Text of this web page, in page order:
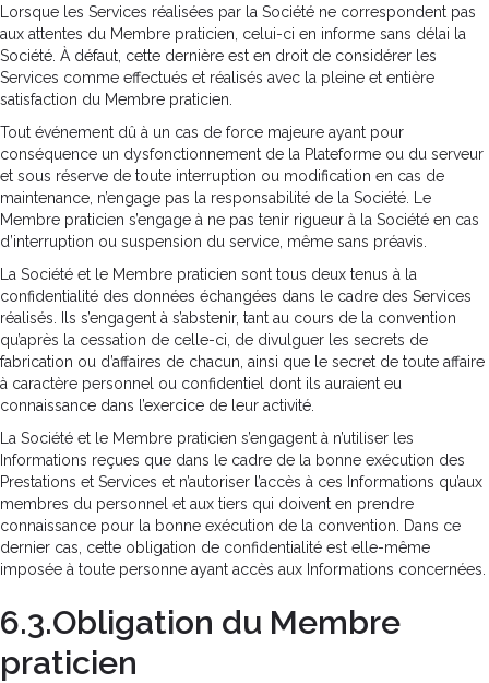
Lorsque les Services réalisées par la Société ne correspondent pas
aux attentes du Membre praticien, celui-ci en informe sans délai la
Société. À défaut, cette dernière est en droit de considérer les
Services comme effectués et réalisés avec la pleine et entière
satisfaction du Membre praticien.
Tout événement dû à un cas de force majeure ayant pour
conséquence un dysfonctionnement de la Plateforme ou du serveur
et sous réserve de toute interruption ou modification en cas de
maintenance, n’engage pas la responsabilité de la Société. Le
Membre praticien s’engage à ne pas tenir rigueur à la Société en cas
d’interruption ou suspension du service, même sans préavis.
La Société et le Membre praticien sont tous deux tenus à la
confidentialité des données échangées dans le cadre des Services
réalisés. Ils s’engagent à s’abstenir, tant au cours de la convention
qu’après la cessation de celle-ci, de divulguer les secrets de
fabrication ou d’affaires de chacun, ainsi que le secret de toute affaire
à caractère personnel ou confidentiel dont ils auraient eu
connaissance dans l’exercice de leur activité.
La Société et le Membre praticien s’engagent à n’utiliser les
Informations reçues que dans le cadre de la bonne exécution des
Prestations et Services et n’autoriser l’accès à ces Informations qu’aux
membres du personnel et aux tiers qui doivent en prendre
connaissance pour la bonne exécution de la convention. Dans ce
dernier cas, cette obligation de confidentialité est elle-même
imposée à toute personne ayant accès aux Informations concernées.
6.3.Obligation du Membre
praticien